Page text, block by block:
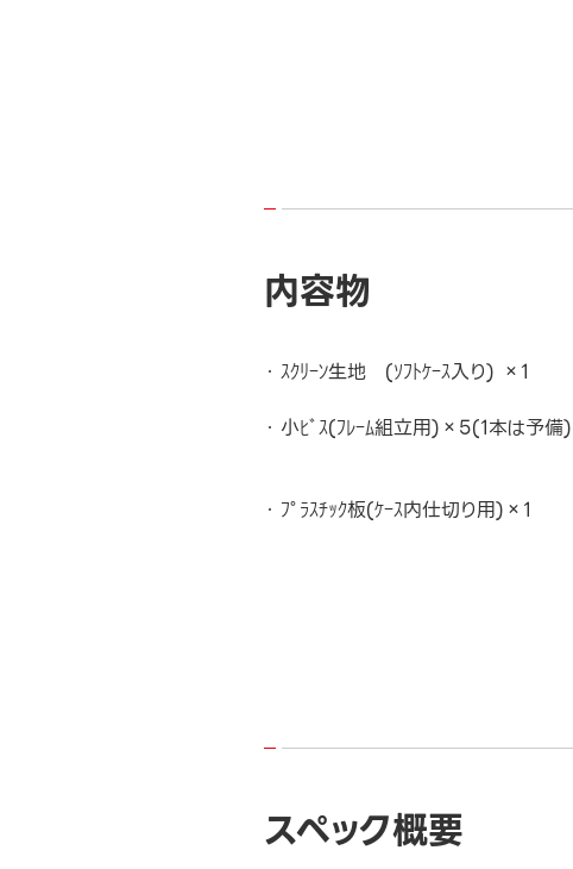
内容物
ｽｸﾘｰﾝ生地 (ｿﾌﾄｹｰｽ入り) ×1
小ﾋﾞｽ(ﾌﾚｰﾑ組立用)×5(1本は予備)
ﾌﾟﾗｽﾁｯｸ板(ｹｰｽ内仕切り用)×1
スペック概要